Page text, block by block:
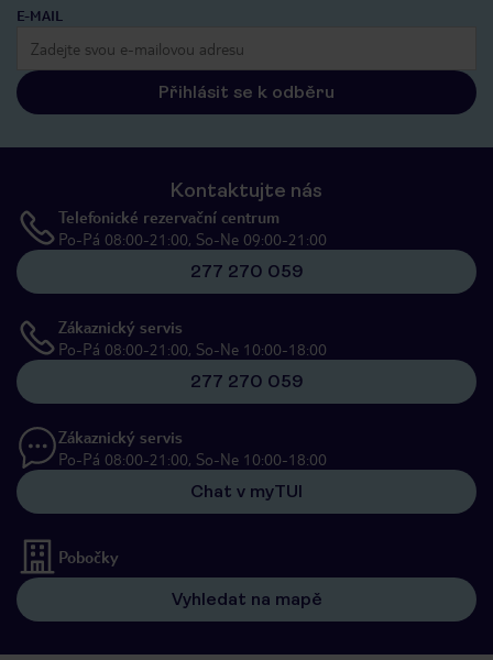
E-MAIL
Přihlásit se k odběru
Kontaktujte nás
Telefonické rezervační centrum
Po-Pá 08:00-21:00, So-Ne 09:00-21:00
277 270 059
Zákaznický servis
Po-Pá 08:00-21:00, So-Ne 10:00-18:00
277 270 059
Zákaznický servis
Po-Pá 08:00-21:00, So-Ne 10:00-18:00
Chat v myTUI
Pobočky
Vyhledat na mapě